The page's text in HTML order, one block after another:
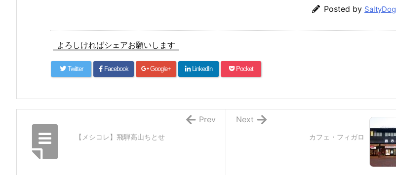
Posted by SaltyDog
よろしければシェアお願いします
Twitter Facebook Google+ LinkedIn Pocket
カフェ・フィガロ
Next
【メシコレ】飛騨高山ちとせ
Prev